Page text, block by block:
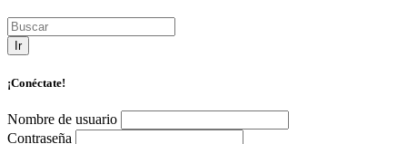
Ir
¡Conéctate!
Nombre de usuario
Contraseña